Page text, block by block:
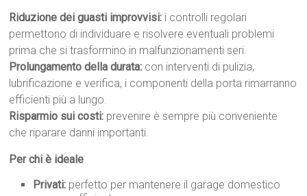
Riduzione dei guasti improvvisi: i controlli regolari
permettono di individuare e risolvere eventuali problemi
prima che si trasformino in malfunzionamenti seri.
Prolungamento della durata: con interventi di pulizia,
lubrificazione e verifica, i componenti della porta rimarranno
efficienti più a lungo.
Risparmio sui costi: prevenire è sempre più conveniente
che riparare danni importanti.
Per chi è ideale
Privati: perfetto per mantenere il garage domestico